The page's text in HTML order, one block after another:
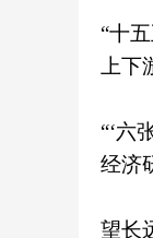
“十
上
“‘六
经济
望长